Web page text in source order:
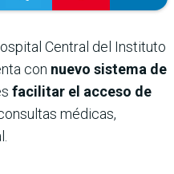
Central del Instituto
con nuevo sistema de
facilitar el acceso de
médicas,